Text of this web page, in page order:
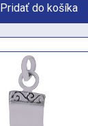
Pridať do košíka